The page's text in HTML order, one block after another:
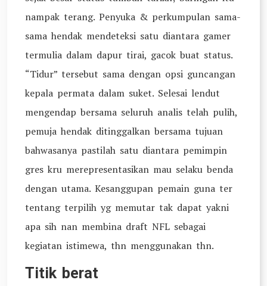
nampak terang. Penyuka & perkumpulan sama-
sama hendak mendeteksi satu diantara gamer
termulia dalam dapur tirai, gacok buat status.
“Tidur” tersebut sama dengan opsi guncangan
kepala permata dalam suket. Selesai lendut
mengendap bersama seluruh analis telah pulih,
pemuja hendak ditinggalkan bersama tujuan
bahwasanya pastilah satu diantara pemimpin
gres kru merepresentasikan mau selaku benda
dengan utama. Kesanggupan pemain guna ter
tentang terpilih yg memutar tak dapat yakni
apa sih nan membina draft NFL sebagai
kegiatan istimewa, thn menggunakan thn.
Titik berat